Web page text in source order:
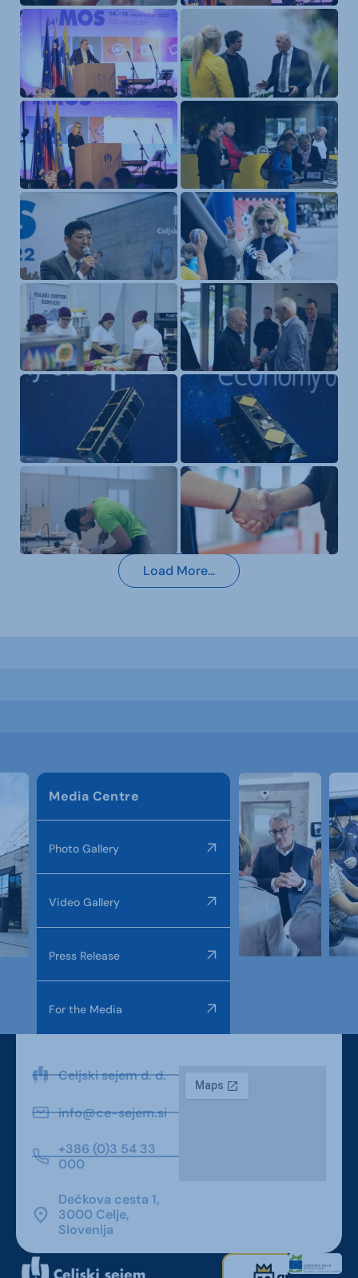
Load More...
Media Centre
Photo Gallery
Video Gallery
Press Release
For the Media
Celjski sejem d. d.
info@ce-sejem.si
+386 (0)3 54 33
000
Dečkova cesta 1,
3000 Celje,
Slovenija